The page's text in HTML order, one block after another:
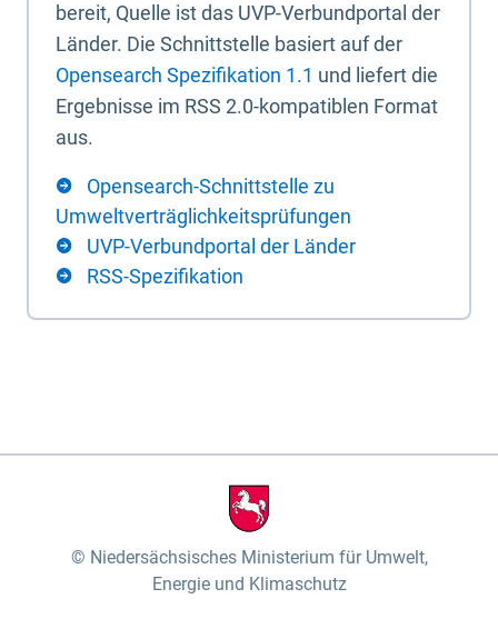
bereit, Quelle ist das UVP-Verbundportal der
Länder. Die Schnittstelle basiert auf der
Opensearch Spezifikation 1.1 und liefert die
Ergebnisse im RSS 2.0-kompatiblen Format
aus.
Opensearch-Schnittstelle zu
Umweltverträglichkeitsprüfungen
UVP-Verbundportal der Länder
RSS-Spezifikation
Niedersächsisches Ministerium für Umwelt,
Energie und Klimaschutz